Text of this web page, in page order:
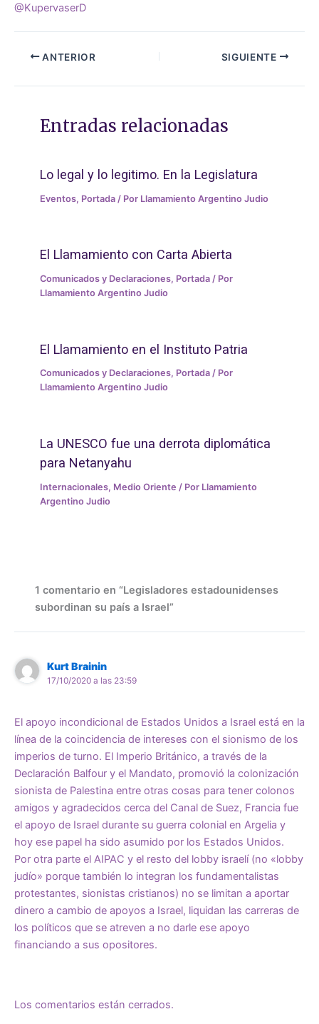
@KupervaserD
ANTERIOR SIGUIENTE
Entradas relacionadas
Lo legal y lo legitimo. En la Legislatura
Eventos, Portada / Por Llamamiento Argentino Judio
El Llamamiento con Carta Abierta
Comunicados y Declaraciones, Portada / Por
Llamamiento Argentino Judio
El Llamamiento en el Instituto Patria
Comunicados y Declaraciones, Portada / Por
Llamamiento Argentino Judio
La UNESCO fue una derrota diplomática
para Netanyahu
Internacionales, Medio Oriente / Por Llamamiento
Argentino Judio
1 comentario en “Legisladores estadounidenses
subordinan su país a Israel”
Kurt Brainin
17/10/2020 a las 23:59
El apoyo incondicional de Estados Unidos a Israel está en la
línea de la coincidencia de intereses con el sionismo de los
imperios de turno. El Imperio Británico, a través de la
Declaración Balfour y el Mandato, promovió la colonización
sionista de Palestina entre otras cosas para tener colonos
amigos y agradecidos cerca del Canal de Suez, Francia fue
el apoyo de Israel durante su guerra colonial en Argelia y
hoy ese papel ha sido asumido por los Estados Unidos.
Por otra parte el AIPAC y el resto del lobby israelí (no «lobby
judío» porque también lo integran los fundamentalistas
protestantes, sionistas cristianos) no se limitan a aportar
dinero a cambio de apoyos a Israel, liquidan las carreras de
los políticos que se atreven a no darle ese apoyo
financiando a sus opositores.
Los comentarios están cerrados.